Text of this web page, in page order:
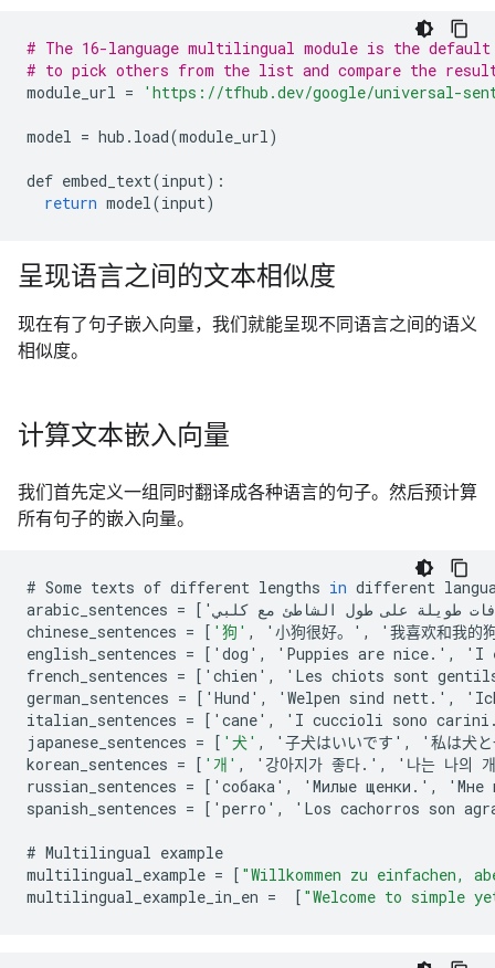
# The 16-language multilingual module is the
# to pick others from the list and compare the
module_url = 'https://tfhub.dev/google/universal-
model = hub . load(module_url)
def embed_text(input):
return model(input)
呈现语言之间的文本相似度
现在有了句子嵌入向量，我们就能呈现不同语言之间的语义
相似度。
计算文本嵌入向量
我们首先定义一组同时翻译成各种语言的句子。然后预计算
所有句子的嵌入向量。
# Some texts of different lengths in different
arabic_sentences = [ ' طويلة على طول الشاطئ مع كلبي
chinese_sentences = [ '狗' , ' 小狗很好。' , ' 我喜欢和我的
english_sentences = [ ' dog ' , ' Puppies are nice. ' , ' I
french_sentences = [ ' chien ' , ' Les chiots sont
german_sentences = [ ' Hund ' , ' Welpen sind nett. ' , '
italian_sentences = [ ' cane' , ' I cuccioli sono carini
japanese_sentences = [ '犬' , ' 子犬はいいです ' , ' 私は犬
korean_sentences = [ '개' , ' 강아지가 좋다. ' , ' 나는 나의
russian_sentences = [ ' собака' , ' Милые щенки . ' , ' Мне
spanish_sentences = [ ' perro ' , ' Los cachorros son
# Multilingual example
multilingual_example = [ "Willkommen zu einfachen,
multilingual_example_in_en = [ "Welcome to simple